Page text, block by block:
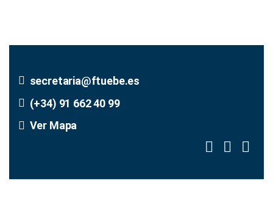
secretaria@ftuebe.es
(+34) 91 662 40 99
Ver Mapa